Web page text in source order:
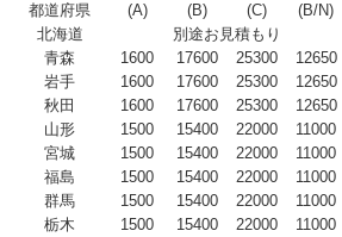
都道府県
(A) (B) (C)
(B/N)
北海道
別途お見積もり
青森
1600 17600 25300
12650
岩手
1600 17600 25300
12650
秋田
1600 17600 25300
12650
山形
1500 15400 22000
11000
宮城
1500 15400 22000
11000
福島
1500 15400 22000
11000
群馬
1500 15400 22000
11000
栃木
1500 15400 22000
11000